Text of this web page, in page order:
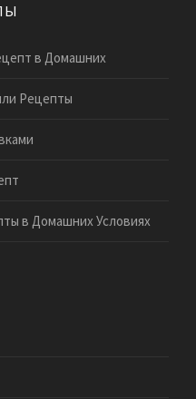
в Домашних
Рецепты
в Домашних Условиях